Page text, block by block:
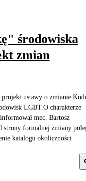
środowiska
zmian
ustawy o zmianie
LGBT.O charakterze
mec. Bartosz
strony formalnej zmiany
katalogu okoliczności